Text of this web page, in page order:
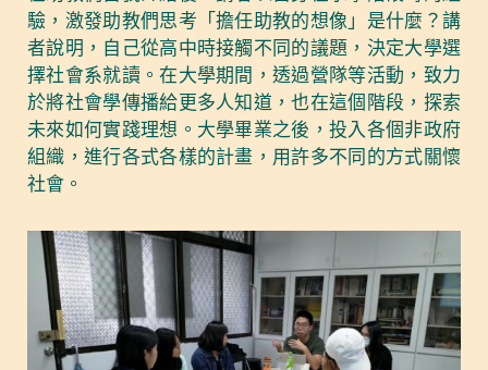
驗，激發助教們思考「擔任助教的想像」是什麼？講
者說明，自己從高中時接觸不同的議題，決定大學選
擇社會系就讀。在大學期間，透過營隊等活動，致力
於將社會學傳播給更多人知道，也在這個階段，探索
未來如何實踐理想。大學畢業之後，投入各個非政府
組織，進行各式各樣的計畫，用許多不同的方式關懷
社會。